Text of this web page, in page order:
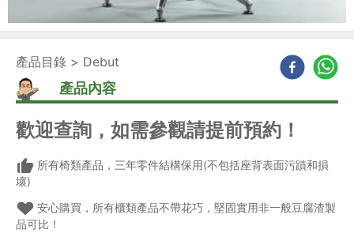
產品目錄 > Debut
產品內容
歡迎查詢，如需參觀請提前預約！
所有椅類產品，三年零件結構保用(不包括座背表面污蹟和損
壞)
安心購買，所有櫃類產品不帶花巧，堅固實用非一般豆腐渣製
品可比！